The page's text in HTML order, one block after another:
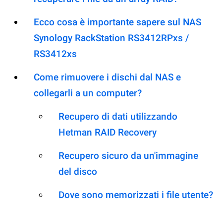
Ecco cosa è importante sapere sul NAS
Synology RackStation RS3412RPxs /
RS3412xs
Come rimuovere i dischi dal NAS e
collegarli a un computer?
Recupero di dati utilizzando
Hetman RAID Recovery
Recupero sicuro da un'immagine
del disco
Dove sono memorizzati i file utente?